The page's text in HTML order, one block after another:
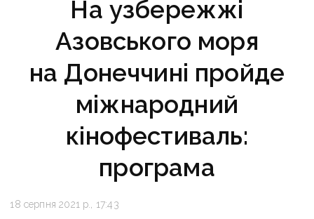
На узбережжі
Азовського моря
на Донеччині пройде
міжнародний
кінофестиваль:
програма
18 серпня 2021 р., 17:43